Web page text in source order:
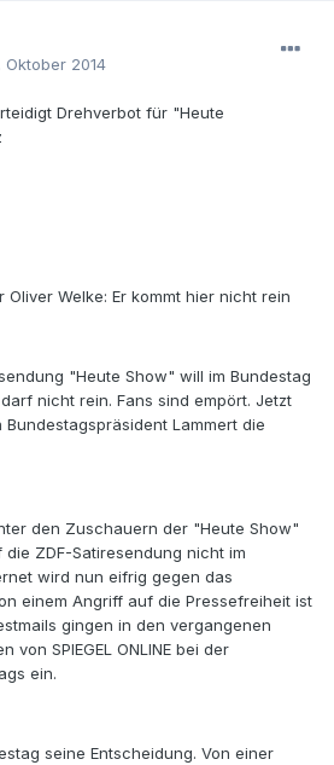
Oktober 2014
Drehverbot für "Heute
Welke: Er kommt hier nicht rein
"Heute Show" will im Bundestag
nicht rein. Fans sind empört. Jetzt
Lammert die
den Zuschauern der "Heute Show"
ZDF-Satiresendung nicht im
wird nun eifrig gegen das
einem Angriff auf die Pressefreiheit ist
gingen in den vergangenen
von SPIEGEL ONLINE bei der
ein.
seine Entscheidung. Von einer